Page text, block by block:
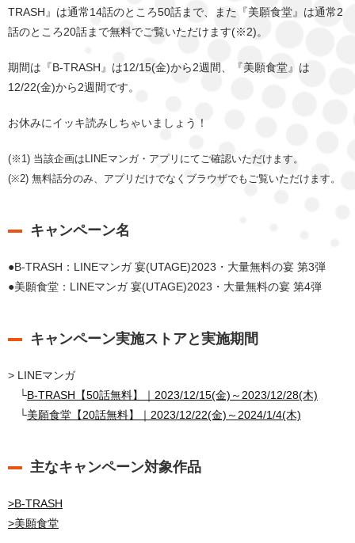
TRASH』は通常14話のところ50話まで、また『美願食堂』は通常2
話のところ20話まで無料でご覧いただけます(※2)。
期間は『B-TRASH』は12/15(金)から2週間、『美願食堂』は
12/22(金)から2週間です。
お休みにイッキ読みしちゃいましょう！
(※1) 当該企画はLINEマンガ・アプリにてご確認いただけます。
(※2) 無料話分のみ、アプリだけでなくブラウザでもご覧いただけます。
キャンペーン名
●B-TRASH：LINEマンガ 宴(UTAGE)2023・大量無料の宴 第3弾
●美願食堂：LINEマンガ 宴(UTAGE)2023・大量無料の宴 第4弾
キャンペーン実施ストアと実施期間
> LINEマンガ
└B-TRASH【50話無料】｜2023/12/15(金)～2023/12/28(木)
└美願食堂【20話無料】｜2023/12/22(金)～2024/1/4(木)
主なキャンペーン対象作品
>B-TRASH
>美願食堂